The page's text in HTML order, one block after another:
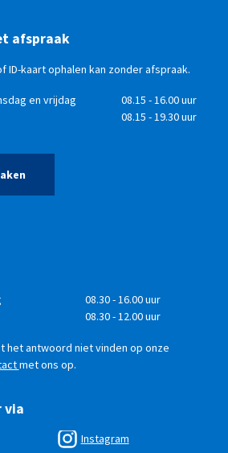
afspraak
ID-kaart ophalen kan zonder afspraak.
en vrijdag
08.15 - 16.00 uur
08.15 - 19.30 uur
08.30 - 16.00 uur
08.30 - 12.00 uur
het antwoord niet vinden op onze
met ons op.
via
Instagram